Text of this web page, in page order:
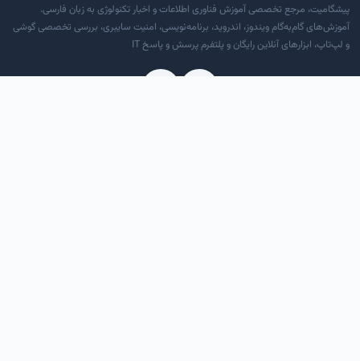
پیشگامیت، مرجع تخصصی آموزش فناوری اطلاعات و اخبار تکنولوژی به زبان فارسی.
آموزش‌های گام‌به‌گام ویندوز، اندروید، برنامه‌نویسی، امنیت سایبری، بررسی تخصصی گوشی
و لپ‌تاپ، ابزارهای آنلاین رایگان و پلتفرم پرسش و پاسخ IT